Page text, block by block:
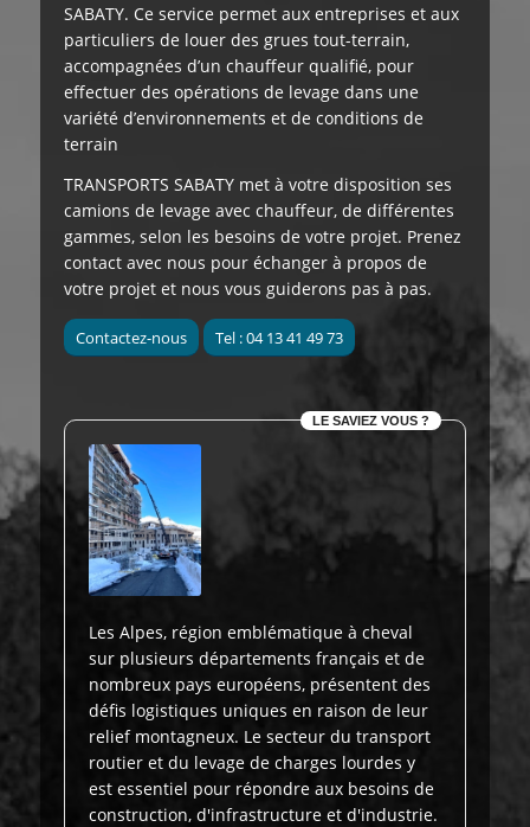
SABATY. Ce service permet aux entreprises et aux
particuliers de louer des grues tout-terrain,
accompagnées d’un chauffeur qualifié, pour
effectuer des opérations de levage dans une
variété d’environnements et de conditions de
terrain
TRANSPORTS SABATY met à votre disposition ses
camions de levage avec chauffeur, de différentes
gammes, selon les besoins de votre projet. Prenez
contact avec nous pour échanger à propos de
votre projet et nous vous guiderons pas à pas.
Contactez-nous Tel : 04 13 41 49 73
LE SAVIEZ VOUS ?
Les Alpes, région emblématique à cheval
sur plusieurs départements français et de
nombreux pays européens, présentent des
défis logistiques uniques en raison de leur
relief montagneux. Le secteur du transport
routier et du levage de charges lourdes y
est essentiel pour répondre aux besoins de
construction, d'infrastructure et d'industrie.